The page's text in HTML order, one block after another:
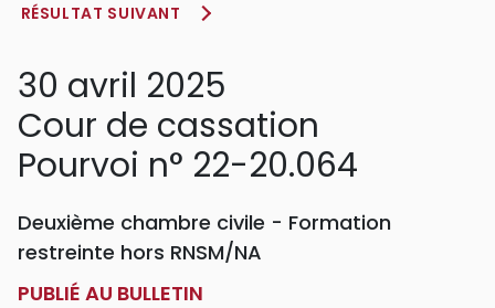
RÉSULTAT SUIVANT
30 avril 2025
Cour de cassation
Pourvoi n° 22-20.064
Deuxième chambre civile - Formation
restreinte hors RNSM/NA
PUBLIÉ AU BULLETIN